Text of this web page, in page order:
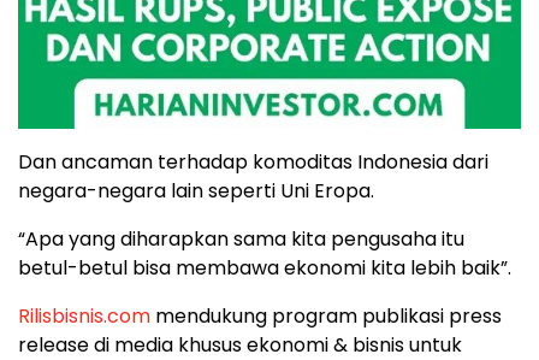
Dan ancaman terhadap komoditas Indonesia dari
negara-negara lain seperti Uni Eropa.
“Apa yang diharapkan sama kita pengusaha itu
betul-betul bisa membawa ekonomi kita lebih baik”.
Rilisbisnis.com mendukung program publikasi press
release di media khusus ekonomi & bisnis untuk